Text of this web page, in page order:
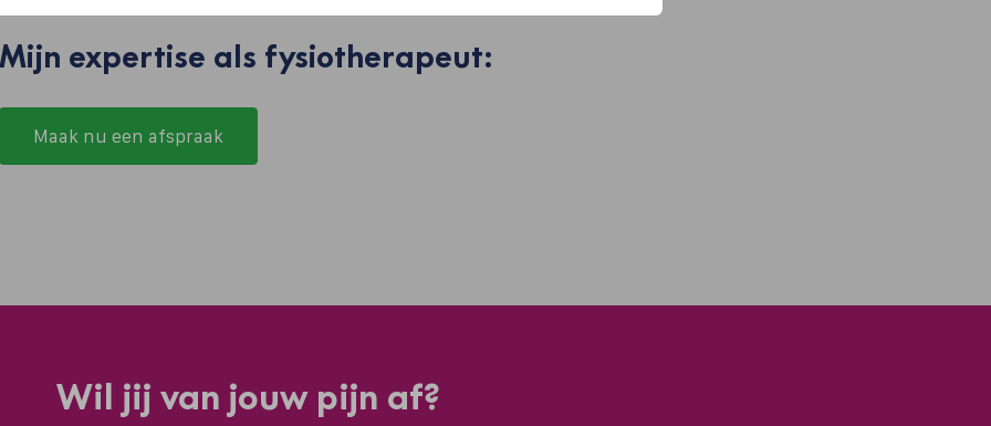
Mijn expertise als fysiotherapeut:
Maak nu een afspraak
Wil jij van jouw pijn af?